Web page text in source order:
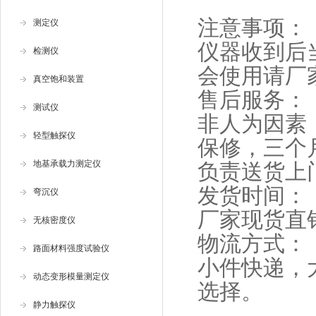
测定仪
检测仪
真空饱和装置
测试仪
轻型触探仪
地基承载力测定仪
弯沉仪
无核密度仪
路面材料强度试验仪
动态变形模量测定仪
静力触探仪
注意事项：
仪器收到后
会使用请厂
售后服务：
非人为因素
保修，三个
负责送货上
发货时间：
厂家现货直
物流方式：
小件快递，
选择。